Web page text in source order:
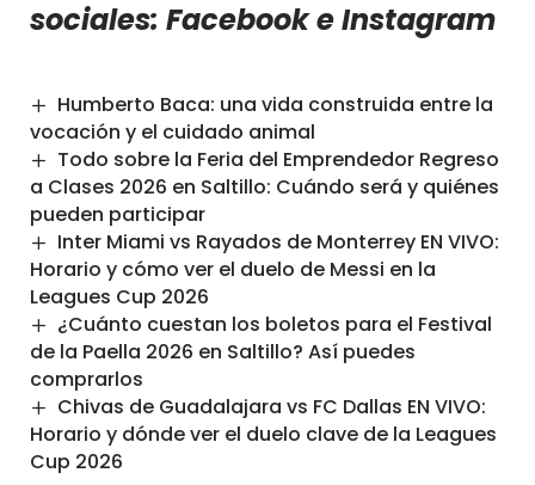
sociales: FacebookeInstagram
Humberto Baca: una vida construida entre la
vocación y el cuidado animal
Todo sobre la Feria del Emprendedor Regreso
a Clases 2026 en Saltillo: Cuándo será y quiénes
pueden participar
Inter Miami vs Rayados de Monterrey EN VIVO:
Horario y cómo ver el duelo de Messi en la
Leagues Cup 2026
¿Cuánto cuestan los boletos para el Festival
de la Paella 2026 en Saltillo? Así puedes
comprarlos
Chivas de Guadalajara vs FC Dallas EN VIVO:
Horario y dónde ver el duelo clave de la Leagues
Cup 2026